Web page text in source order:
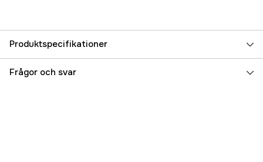
Produktspecifikationer
Referensnummer 5000025367
Frågor och svar